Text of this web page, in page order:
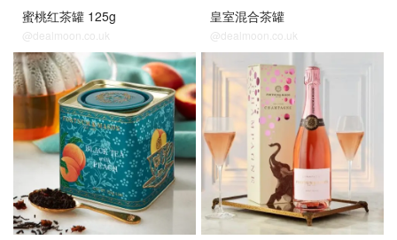
蜜桃红茶罐 125g
@dealmoon.co.uk
皇室混合茶罐
@dealmoon.co.uk